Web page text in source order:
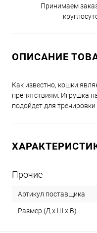
Принимаем
ОПИСАНИЕ
Как известно, кошки
препятствиям. Игрушка
подойдет для
Прочие
Артикул поставщика
Размер (Д х Ш х В)